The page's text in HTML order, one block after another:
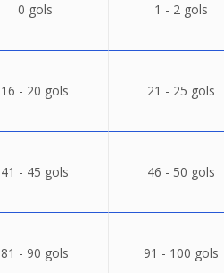
0 gols 1 - 2 gols
16 - 20 gols 21 - 25 gols
41 - 45 gols 46 - 50 gols
81 - 90 gols 91 - 100 gols